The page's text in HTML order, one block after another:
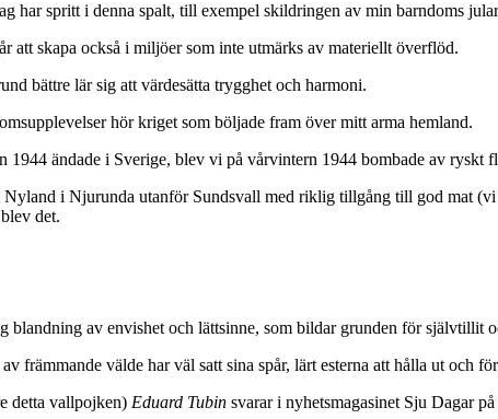
har spritt i denna spalt, till exempel skildringen av min barndoms
att skapa också i miljöer som inte utmärks av materiellt överflöd.
bättre lär sig att värdesätta trygghet och harmoni.
hör kriget som böljade fram över mitt arma hemland.
ändade i Sverige, blev vi på vårvintern 1944 bombade av ryskt
Nyland i Njurunda utanför Sundsvall med riklig tillgång till god mat
det.
blandning av envishet och lättsinne, som bildar grunden för självtillit
främmande välde har väl satt sina spår, lärt esterna att hålla ut och
detta vallpojken) Eduard Tubin svarar i nyhetsmagasinet Sju Dagar